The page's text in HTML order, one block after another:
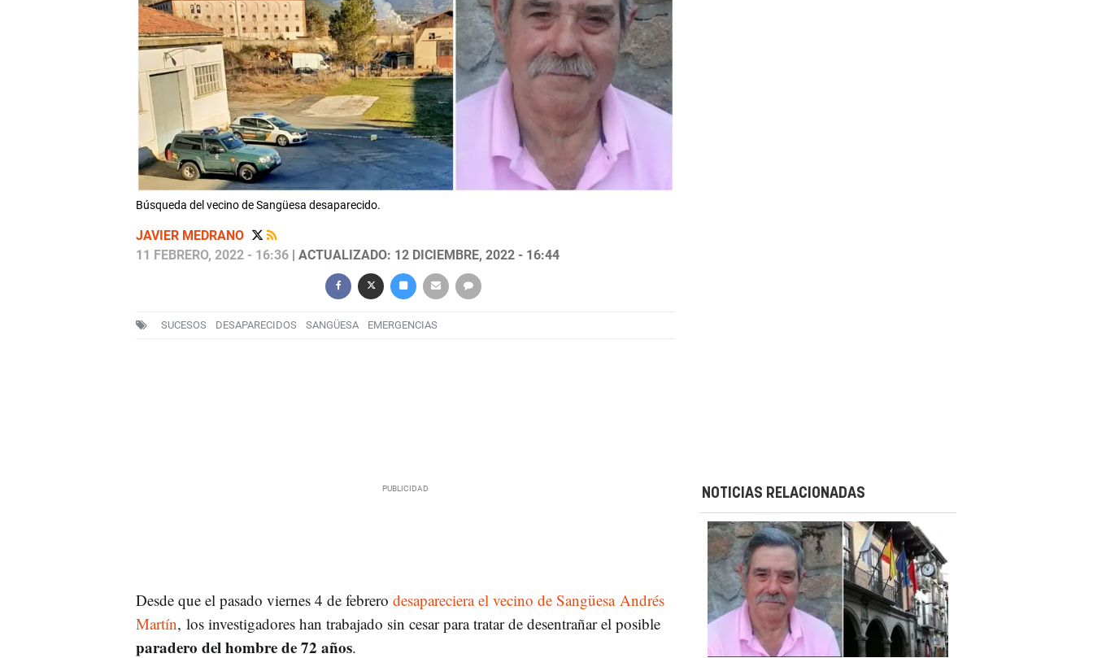
Búsqueda del vecino de Sangüesa desaparecido.
JAVIER MEDRANO
11 FEBRERO, 2022 - 16:36| ACTUALIZADO: 12 DICIEMBRE, 2022 - 16:44
SUCESOS DESAPARECIDOS SANGÜESA EMERGENCIAS
Desde que el pasado viernes 4 de febrero desapareciera el vecino de Sangüesa Andrés
Martín, los investigadores han trabajado sin cesar para tratar de desentrañar el posible
paradero del hombre de 72 años.
NOTICIAS RELACIONADAS